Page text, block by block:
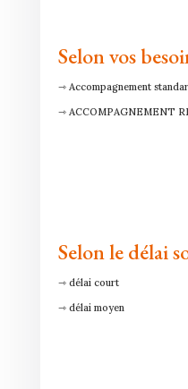
Selon vos
⇾ Accompagnement
⇾ ACCOMPAGNEMENT
Selon le délai
⇾ délai court
⇾ délai moyen